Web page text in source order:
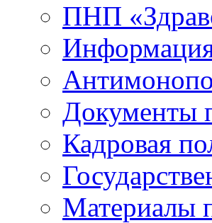
ПНП
Документы
Кадровая
Материалы